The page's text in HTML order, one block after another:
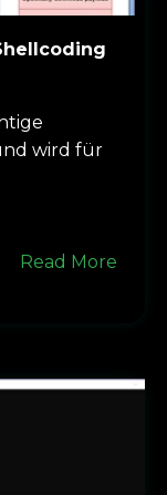
wird für
Read More